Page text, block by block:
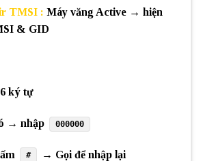
TMSI : Máy văng Active → hiện
& GID
ký tự
→ nhập 000000
#
→ Gọi để nhập lại